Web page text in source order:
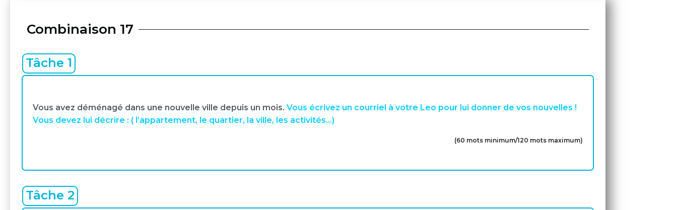
Combinaison 17
Tâche 1
Vous avez déménagé dans une nouvelle ville depuis un mois. Vous écrivez un courriel à votre Leo pour lui donner de vos nouvelles !
Vous devez lui décrire : ( l’appartement, le quartier, la ville, les activités…)
(60 mots minimum/120 mots maximum)
Tâche 2